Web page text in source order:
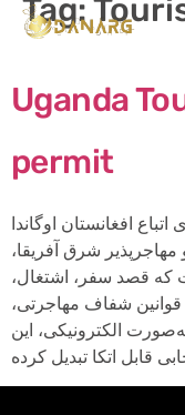
Tag:
Uganda
permit
افغانستان اوگاندا
شرق آفریقا،
که قصد سفر، اشتغال،
قوانین شفاف مهاجرتی،
الکترونیکی، این